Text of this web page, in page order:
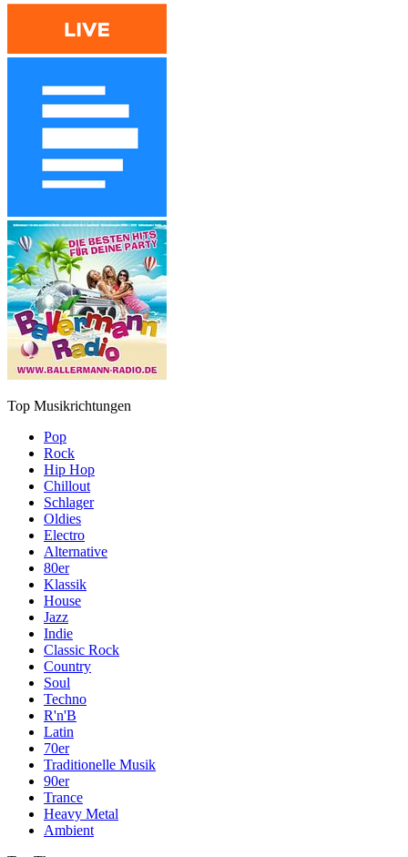
Top Musikrichtungen
Pop
Rock
Hip Hop
Chillout
Schlager
Oldies
Electro
Alternative
80er
Klassik
House
Jazz
Indie
Classic Rock
Country
Soul
Techno
R'n'B
Latin
70er
Traditionelle Musik
90er
Trance
Heavy Metal
Ambient